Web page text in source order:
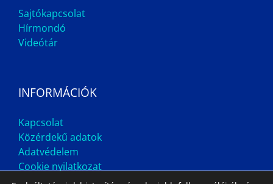
Sajtókapcsolat
Hírmondó
Videótár
INFORMÁCIÓK
Kapcsolat
Közérdekű adatok
Adatvédelem
Cookie nyilatkozat